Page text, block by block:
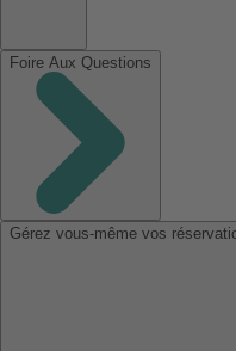
Foire Aux Questions
Gérez vous-même vos